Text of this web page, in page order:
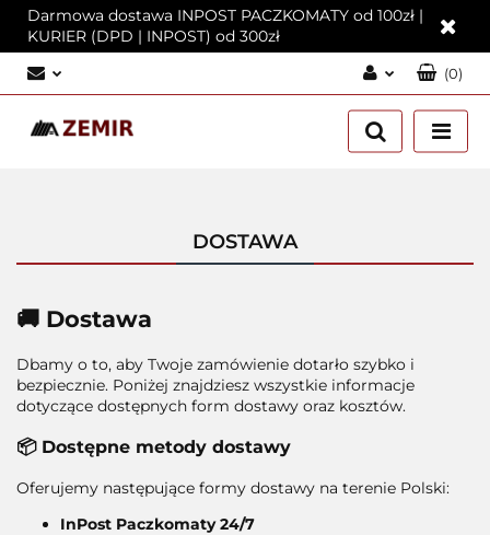
Darmowa dostawa INPOST PACZKOMATY od 100zł |
KURIER (DPD | INPOST) od 300zł
Zaloguj się
Załóż konto
(0)
DOSTAWA
🚚 Dostawa
Dbamy o to, aby Twoje zamówienie dotarło szybko i
bezpiecznie. Poniżej znajdziesz wszystkie informacje
dotyczące dostępnych form dostawy oraz kosztów.
📦 Dostępne metody dostawy
Oferujemy następujące formy dostawy na terenie Polski:
InPost Paczkomaty 24/7